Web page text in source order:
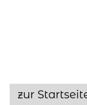
zur